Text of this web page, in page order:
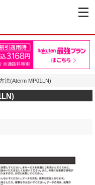
法(Aterm MP01LN)